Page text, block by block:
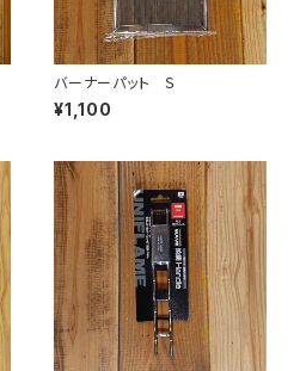
バーナーパット Ｓ
¥1,100